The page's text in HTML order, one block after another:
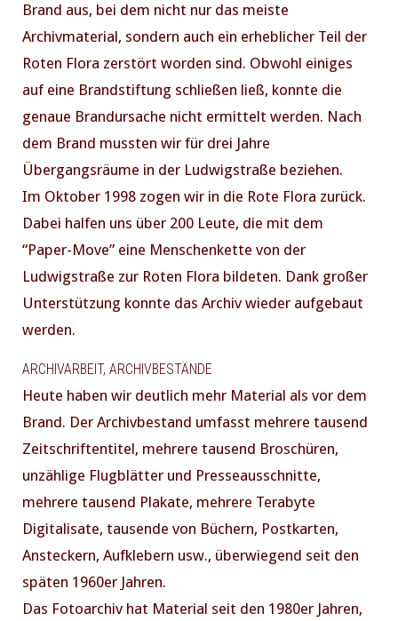
Brand aus, bei dem nicht nur das meiste
Archivmaterial, sondern auch ein erheblicher Teil der
Roten Flora zerstört worden sind. Obwohl einiges
auf eine Brandstiftung schließen ließ, konnte die
genaue Brandursache nicht ermittelt werden. Nach
dem Brand mussten wir für drei Jahre
Übergangsräume in der Ludwigstraße beziehen.
Im Oktober 1998 zogen wir in die Rote Flora zurück.
Dabei halfen uns über 200 Leute, die mit dem
“Paper-Move” eine Menschenkette von der
Ludwigstraße zur Roten Flora bildeten. Dank großer
Unterstützung konnte das Archiv wieder aufgebaut
werden.
ARCHIVARBEIT, ARCHIVBESTÄNDE
Heute haben wir deutlich mehr Material als vor dem
Brand. Der Archivbestand umfasst mehrere tausend
Zeitschriftentitel, mehrere tausend Broschüren,
unzählige Flugblätter und Presseausschnitte,
mehrere tausend Plakate, mehrere Terabyte
Digitalisate, tausende von Büchern, Postkarten,
Ansteckern, Aufklebern usw., überwiegend seit den
späten 1960er Jahren.
Das Fotoarchiv hat Material seit den 1980er Jahren,